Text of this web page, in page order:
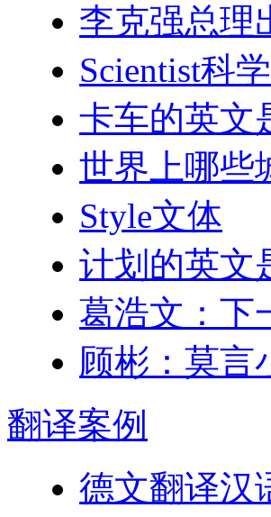
李克强总理
Scientist科
卡车的英文
世界上哪些
Style文体
计划的英文
葛浩文：下
顾彬：莫言
翻译案例
德文翻译汉